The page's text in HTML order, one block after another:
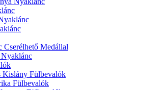
Cserélhető Medállal
Nyaklánc
Kislány Fülbevalók
Fülbevalók